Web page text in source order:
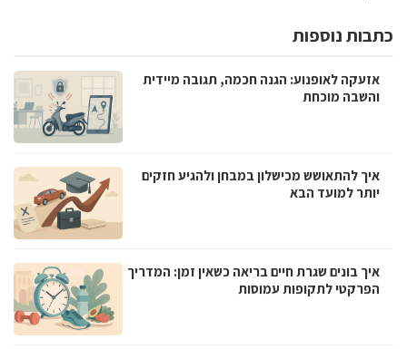
כתבות נוספות
אזעקה לאופנוע: הגנה חכמה, תגובה מיידית
והשבה מוכחת
איך להתאושש מכישלון במבחן ולהגיע חזקים
יותר למועד הבא
איך בונים שגרת חיים בריאה כשאין זמן: המדריך
הפרקטי לתקופות עמוסות